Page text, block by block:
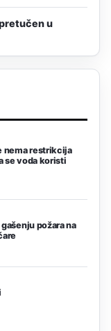
u
nema restrikcija
se voda koristi
požara na